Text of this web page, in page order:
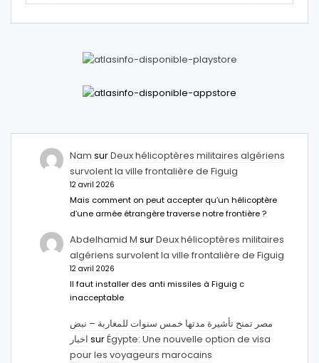
Nam surDeux hélicoptères militaires algériens
survolent la ville frontalière de Figuig
12 avril 2026
Mais comment on peut accepter qu’un hélicoptère
d’une armée étrangère traverse notre frontière ?
Abdelhamid M surDeux hélicoptères militaires
algériens survolent la ville frontalière de Figuig
12 avril 2026
Il faut installer des anti missiles à Figuig c
inacceptable
مصر تمنح تأشيرة مدتها خمس سنوات للمغاربة – نبض
اخبار surÉgypte: Une nouvelle option de visa
pour les voyageurs marocains